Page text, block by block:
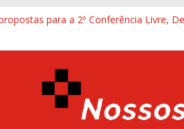
para a 2ª Conferência Livre,
e reforça proteção a
integral do Hospital Maria Amélia
Sind-Saúde para defender lei dos